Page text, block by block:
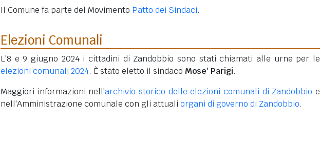
Il Comune fa parte del Movimento Patto dei Sindaci.
Elezioni Comunali
L'8 e 9 giugno 2024 i cittadini di Zandobbio sono stati chiamati alle urne per le
elezioni comunali 2024. È stato eletto il sindaco Mose' Parigi.
Maggiori informazioni nell'archivio storico delle elezioni comunali di Zandobbio e
nell'Amministrazione comunale con gli attuali organi di governo di Zandobbio.